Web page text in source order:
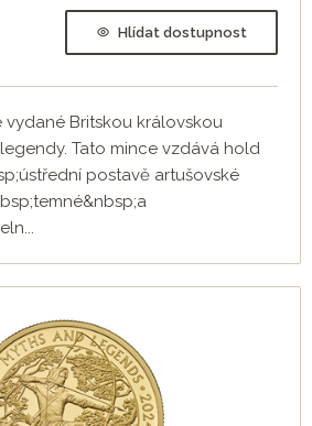
Hlídat dostupnost
vydané Britskou královskou
Tato mince vzdává hold
postavě artušovské